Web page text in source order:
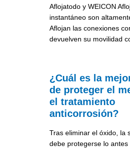
Aflojatodo y WEICON
instantáneo son
Aflojan las conexiones
devuelven su movilidad
¿Cuál es la
de proteger el
el tratamiento
anticorrosión?
Tras eliminar el óxido, la
debe protegerse lo antes